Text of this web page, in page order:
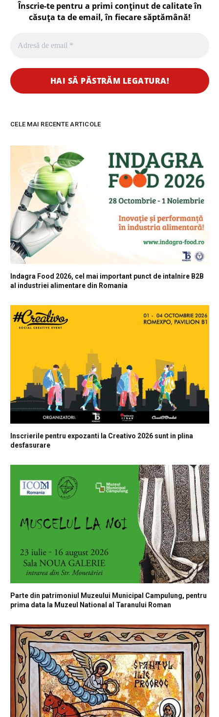
Înscrie-te pentru a primi conținut de calitate în
căsuța ta de email, în fiecaresăptămână!
CELE MAI RECENTE ARTICOLE
Indagra Food 2026, cel mai important punct de intalnire B2B
al industriei alimentare din Romania
Inscrierile pentru expozanti la Creativo 2026 sunt in plina
desfasurare
Parte din patrimoniul Muzeului Municipal Campulung, pentru
prima data la Muzeul National al Taranului Roman